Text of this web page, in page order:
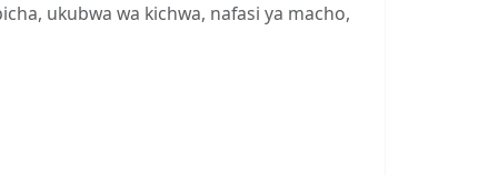
ukubwa wa kichwa, nafasi ya macho,